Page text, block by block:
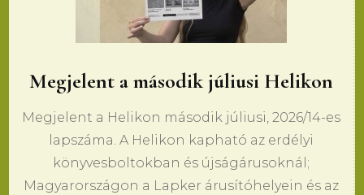
Megjelent a második júliusi Helikon
Megjelent a Helikon második júliusi, 2026/14-es
lapszáma. A Helikon kapható az erdélyi
könyvesboltokban és újságárusoknál;
Magyarországon a Lapker árusítóhelyein és az